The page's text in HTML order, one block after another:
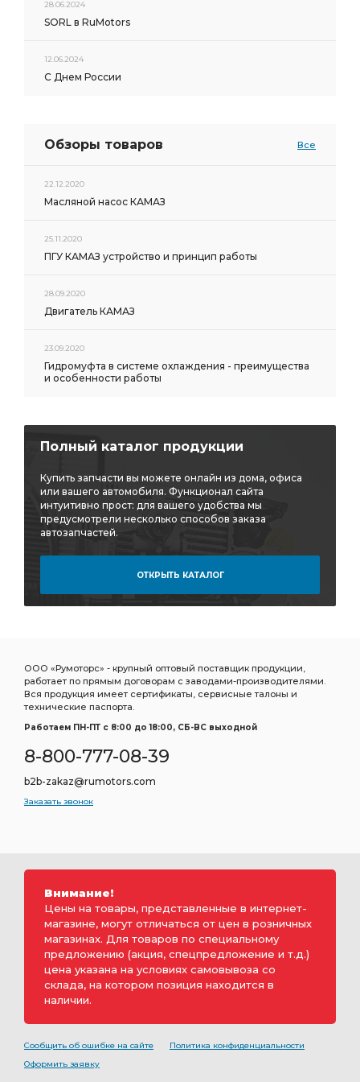
28.06.2024
SORL в RuMotors
12.06.2024
С Днем России
Обзоры товаров Все
22.12.2020
Масляной насос КАМАЗ
25.11.2020
ПГУ КАМАЗ устройство и принцип работы
28.09.2020
Двигатель КАМАЗ
23.09.2020
Гидромуфта в системе охлаждения - преимущества
и особенности работы
Полный каталог продукции
Купить запчасти вы можете онлайн из дома, офиса
или вашего автомобиля. Функционал сайта
интуитивно прост: для вашего удобства мы
предусмотрели несколько способов заказа
автозапчастей.
ОТКРЫТЬ КАТАЛОГ
ООО «Румоторс» - крупный оптовый поставщик продукции,
работает по прямым договорам с заводами-производителями.
Вся продукция имеет сертификаты, сервисные талоны и
технические паспорта.
Работаем ПН-ПТ c 8:00 до 18:00, СБ-ВС выходной
8-800-777-08-39
b2b-zakaz@rumotors.com
Заказать звонок
Внимание!
Цены на товары, представленные в интернет-
магазине, могут отличаться от цен в розничных
магазинах. Для товаров по специальному
предложению (акция, спецпредложение и т.д.)
цена указана на условиях самовывоза со
склада, на котором позиция находится в
наличии.
Сообщить об ошибке на сайте
Политика конфиденциальности
Оформить заявку